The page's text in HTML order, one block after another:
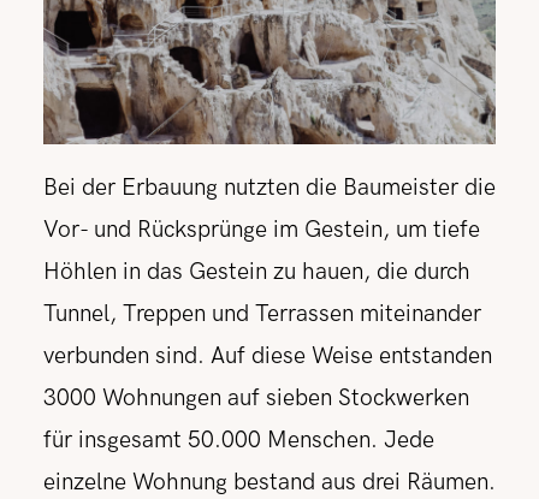
Bei der Erbauung nutzten die Baumeister die
Vor- und Rücksprünge im Gestein, um tiefe
Höhlen in das Gestein zu hauen, die durch
Tunnel, Treppen und Terrassen miteinander
verbunden sind. Auf diese Weise entstanden
3000 Wohnungen auf sieben Stockwerken
für insgesamt 50.000 Menschen. Jede
einzelne Wohnung bestand aus drei Räumen.